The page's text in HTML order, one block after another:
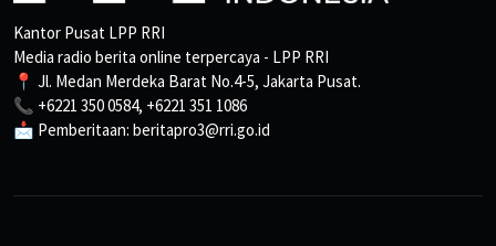
Kantor Pusat LPP RRI
Media radio berita online terpercaya - LPP RRI
📍 Jl. Medan Merdeka Barat No.4-5, Jakarta Pusat.
📞 +6221 350 0584, +6221 351 1086
📩 Pemberitaan: beritapro3@rri.go.id